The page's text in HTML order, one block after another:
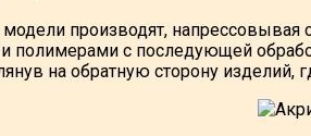
производят, напрессовывая
полимерами с последующей
на обратную сторону изделий,